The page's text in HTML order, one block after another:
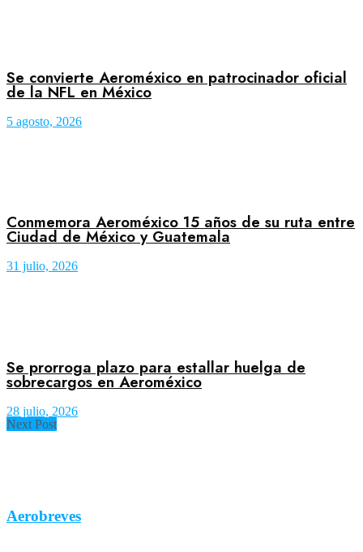
Se convierte Aeroméxico en patrocinador oficial
de la NFL en México
5 agosto, 2026
Conmemora Aeroméxico 15 años de su ruta entre
Ciudad de México y Guatemala
31 julio, 2026
Se prorroga plazo para estallar huelga de
sobrecargos en Aeroméxico
28 julio, 2026
Next Post
Aerobreves